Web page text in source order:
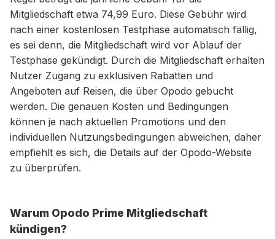
Mitgliedschaft etwa 74,99 Euro. Diese Gebühr wird
nach einer kostenlosen Testphase automatisch fällig,
es sei denn, die Mitgliedschaft wird vor Ablauf der
Testphase gekündigt. Durch die Mitgliedschaft erhalten
Nutzer Zugang zu exklusiven Rabatten und
Angeboten auf Reisen, die über Opodo gebucht
werden. Die genauen Kosten und Bedingungen
können je nach aktuellen Promotions und den
individuellen Nutzungsbedingungen abweichen, daher
empfiehlt es sich, die Details auf der Opodo-Website
zu überprüfen.
Warum Opodo Prime Mitgliedschaft
kündigen?